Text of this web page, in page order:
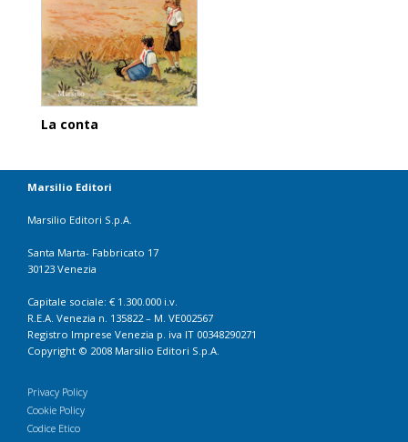
La conta
Marsilio Editori
Marsilio Editori S.p.A.
Santa Marta- Fabbricato 17
30123 Venezia
Capitale sociale: € 1.300.000 i.v.
R.E.A. Venezia n. 135822 – M. VE002567
Registro Imprese Venezia p. iva IT 00348290271
Copyright © 2008 Marsilio Editori S.p.A.
Privacy Policy
Cookie Policy
Codice Etico